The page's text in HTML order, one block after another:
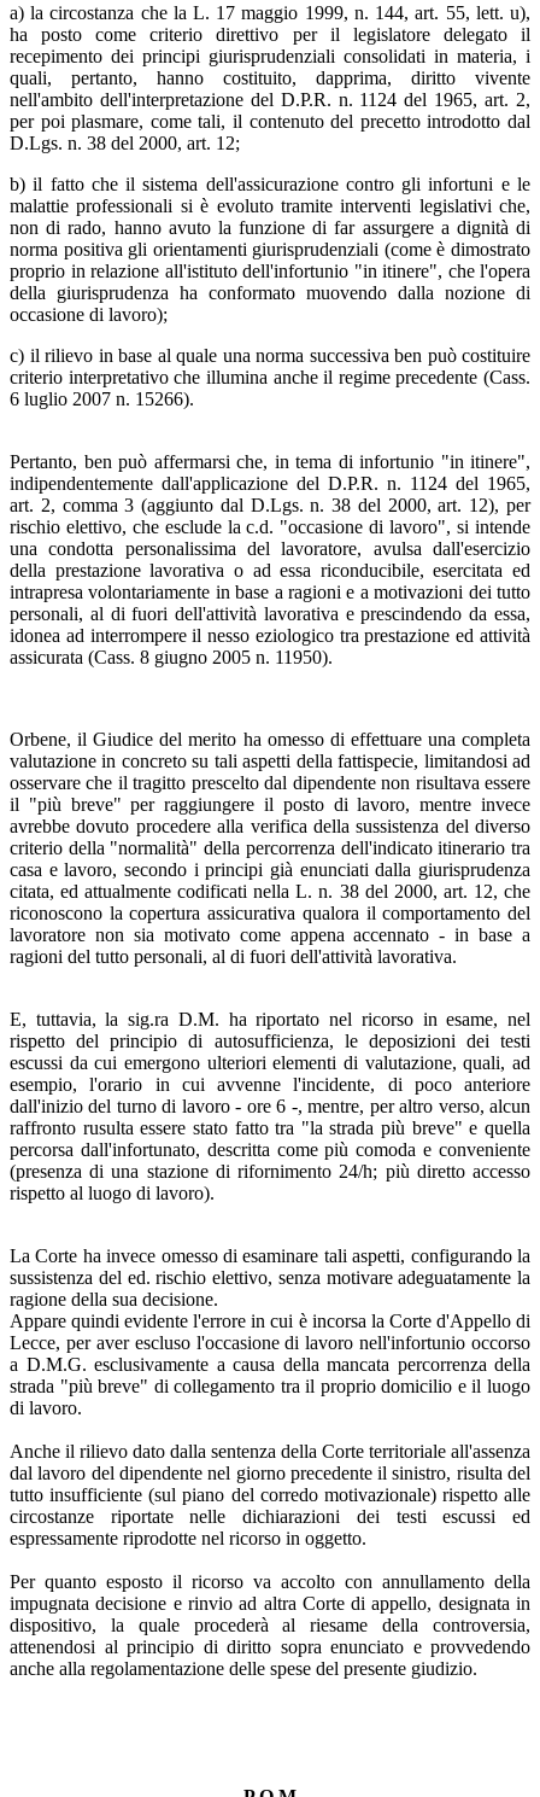
a) la circostanza che la L. 17 maggio 1999, n. 144, art. 55, lett. u),
ha posto come criterio direttivo per il legislatore delegato il
recepimento dei principi giurisprudenziali consolidati in materia, i
quali, pertanto, hanno costituito, dapprima, diritto vivente
nell'ambito dell'interpretazione del D.P.R. n. 1124 del 1965, art. 2,
per poi plasmare, come tali, il contenuto del precetto introdotto dal
D.Lgs. n. 38 del 2000, art. 12;
b) il fatto che il sistema dell'assicurazione contro gli infortuni e le
malattie professionali si è evoluto tramite interventi legislativi che,
non di rado, hanno avuto la funzione di far assurgere a dignità di
norma positiva gli orientamenti giurisprudenziali (come è dimostrato
proprio in relazione all'istituto dell'infortunio "in itinere", che l'opera
della giurisprudenza ha conformato muovendo dalla nozione di
occasione di lavoro);
c) il rilievo in base al quale una norma successiva ben può costituire
criterio interpretativo che illumina anche il regime precedente (Cass.
6 luglio 2007 n. 15266).
Pertanto, ben può affermarsi che, in tema di infortunio "in itinere",
indipendentemente dall'applicazione del D.P.R. n. 1124 del 1965,
art. 2, comma 3 (aggiunto dal D.Lgs. n. 38 del 2000, art. 12), per
rischio elettivo, che esclude la c.d. "occasione di lavoro", si intende
una condotta personalissima del lavoratore, avulsa dall'esercizio
della prestazione lavorativa o ad essa riconducibile, esercitata ed
intrapresa volontariamente in base a ragioni e a motivazioni dei tutto
personali, al di fuori dell'attività lavorativa e prescindendo da essa,
idonea ad interrompere il nesso eziologico tra prestazione ed attività
assicurata (Cass. 8 giugno 2005 n. 11950).
Orbene, il Giudice del merito ha omesso di effettuare una completa
valutazione in concreto su tali aspetti della fattispecie, limitandosi ad
osservare che il tragitto prescelto dal dipendente non risultava essere
il "più breve" per raggiungere il posto di lavoro, mentre invece
avrebbe dovuto procedere alla verifica della sussistenza del diverso
criterio della "normalità" della percorrenza dell'indicato itinerario tra
casa e lavoro, secondo i principi già enunciati dalla giurisprudenza
citata, ed attualmente codificati nella L. n. 38 del 2000, art. 12, che
riconoscono la copertura assicurativa qualora il comportamento del
lavoratore non sia motivato come appena accennato - in base a
ragioni del tutto personali, al di fuori dell'attività lavorativa.
E, tuttavia, la sig.ra D.M. ha riportato nel ricorso in esame, nel
rispetto del principio di autosufficienza, le deposizioni dei testi
escussi da cui emergono ulteriori elementi di valutazione, quali, ad
esempio, l'orario in cui avvenne l'incidente, di poco anteriore
dall'inizio del turno di lavoro - ore 6 -, mentre, per altro verso, alcun
raffronto rusulta essere stato fatto tra "la strada più breve" e quella
percorsa dall'infortunato, descritta come più comoda e conveniente
(presenza di una stazione di rifornimento 24/h; più diretto accesso
rispetto al luogo di lavoro).
La Corte ha invece omesso di esaminare tali aspetti, configurando la
sussistenza del ed. rischio elettivo, senza motivare adeguatamente la
ragione della sua decisione.
Appare quindi evidente l'errore in cui è incorsa la Corte d'Appello di
Lecce, per aver escluso l'occasione di lavoro nell'infortunio occorso
a D.M.G. esclusivamente a causa della mancata percorrenza della
strada "più breve" di collegamento tra il proprio domicilio e il luogo
di lavoro.
Anche il rilievo dato dalla sentenza della Corte territoriale all'assenza
dal lavoro del dipendente nel giorno precedente il sinistro, risulta del
tutto insufficiente (sul piano del corredo motivazionale) rispetto alle
circostanze riportate nelle dichiarazioni dei testi escussi ed
espressamente riprodotte nel ricorso in oggetto.
Per quanto esposto il ricorso va accolto con annullamento della
impugnata decisione e rinvio ad altra Corte di appello, designata in
dispositivo, la quale procederà al riesame della controversia,
attenendosi al principio di diritto sopra enunciato e provvedendo
anche alla regolamentazione delle spese del presente giudizio.